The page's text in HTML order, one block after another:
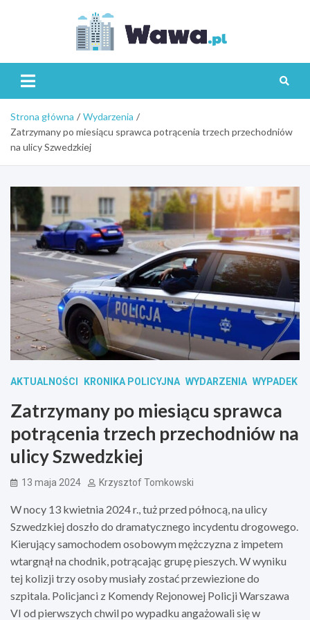
Strona główna
Wydarzenia
Zatrzymany po miesiącu sprawca potrącenia trzech przechodniów
na ulicy Szwedzkiej
AKTUALNOŚCI KRONIKA POLICYJNA WYDARZENIA WYPADEK
Zatrzymany po miesiącu sprawca
potrącenia trzech przechodniów na
ulicy Szwedzkiej
13 maja 2024 Krzysztof Tomkowski
W nocy 13 kwietnia 2024 r., tuż przed północą, na ulicy
Szwedzkiej doszło do dramatycznego incydentu drogowego.
Kierujący samochodem osobowym mężczyzna z impetem
wtargnął na chodnik, potrącając grupę pieszych. W wyniku
tej kolizji trzy osoby musiały zostać przewiezione do
szpitala. Policjanci z Komendy Rejonowej Policji Warszawa
VI od pierwszych chwil po wypadku angażowali się w